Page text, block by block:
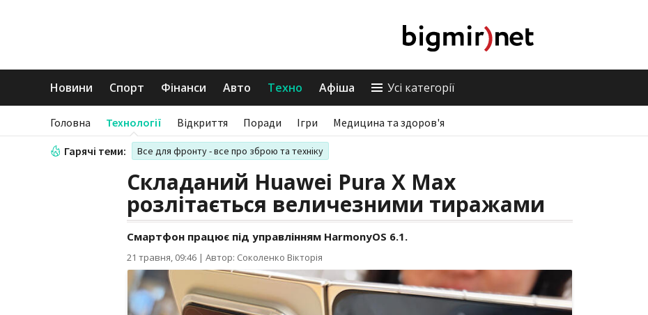
Новини Спорт Фінанси Авто Техно Афіша Усі категорії
Головна Технології Відкриття Поради Ігри Медицина та здоров'я
Гарячі теми: Все для фронту - все про зброю та техніку
Складаний Huawei Pura X Max
розлітається величезними тиражами
Смартфон працює під управлінням HarmonyOS 6.1.
21 травня, 09:46 | Автор: Соколенко Вікторія